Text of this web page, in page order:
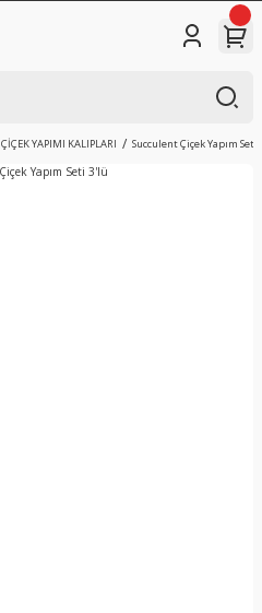
ÇİÇEK YAPIMI KALIPLARI Succulent Çiçek Yapım Seti